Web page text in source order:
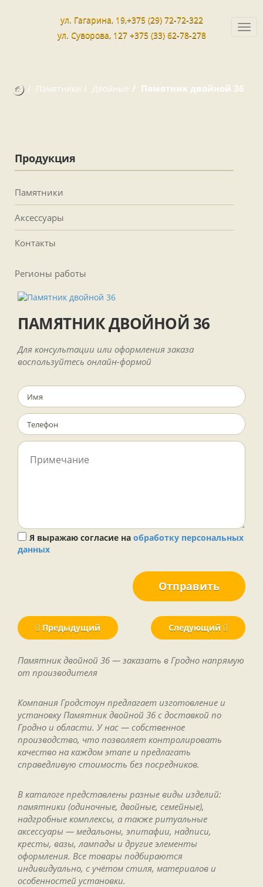
ул. Гагарина, 19,+375 (29) 72-72-322
ул. Суворова, 127 +375 (33) 62-78-278
Памятники Двойные Памятник двойной 36
Продукция
Памятники
Аксессуары
Контакты
Регионы работы
ПАМЯТНИК ДВОЙНОЙ 36
Для консультации или оформления заказа
воспользуйтесь онлайн-формой
Я выражаю согласие на обработку персональных
данных
Отправить
Предыдущий Следующий
Памятник двойной 36 — заказать в Гродно напрямую
от производителя
Компания Гродстоун предлагает изготовление и
установку Памятник двойной 36 с доставкой по
Гродно и области. У нас — собственное
производство, что позволяет контролировать
качество на каждом этапе и предлагать
справедливую стоимость без посредников.
В каталоге представлены разные виды изделий:
памятники (одиночные, двойные, семейные),
надгробные комплексы, а также ритуальные
аксессуары — медальоны, эпитафии, надписи,
кресты, вазы, лампады и другие элементы
оформления. Все товары подбираются
индивидуально, с учётом стиля, материалов и
особенностей установки.